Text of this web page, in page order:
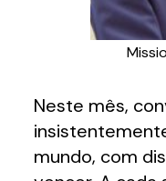
Neste mês,
mundo, com